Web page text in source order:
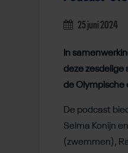
25 juni 2024
In
deze zesdelige
de Olympische
De podcast
Selma Konijn
(zwemmen),